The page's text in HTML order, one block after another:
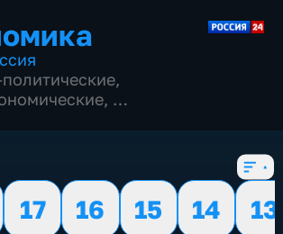
,
,
17 16 15 14
13